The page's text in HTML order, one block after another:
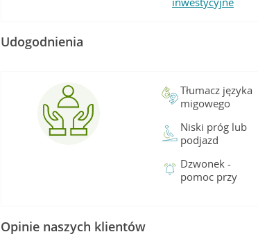
Udogodnienia
Tłumacz języka
migowego
Niski próg lub
podjazd
Dzwonek -
pomoc przy
Opinie naszych klientów